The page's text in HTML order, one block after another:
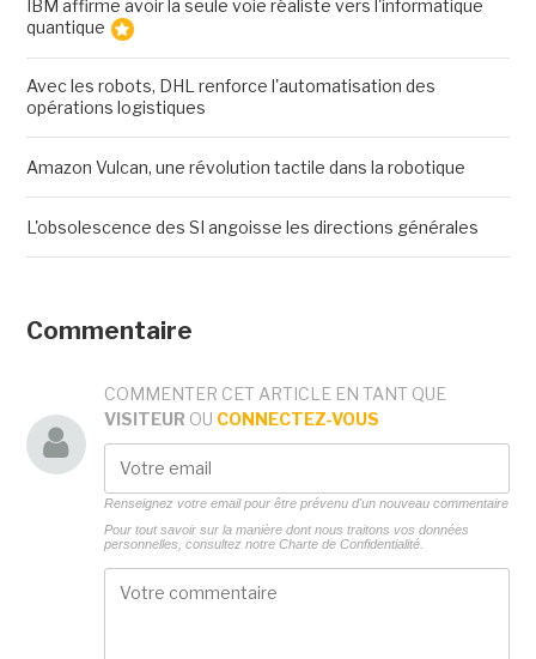
IBM affirme avoir la seule voie réaliste vers l'informatique
quantique
Avec les robots, DHL renforce l'automatisation des
opérations logistiques
Amazon Vulcan, une révolution tactile dans la robotique
L'obsolescence des SI angoisse les directions générales
Commentaire
COMMENTER CET ARTICLE EN TANT QUE
VISITEUR OU CONNECTEZ-VOUS
Renseignez votre email pour être prévenu d'un nouveau commentaire
Pour tout savoir sur la manière dont nous traitons vos données
personnelles, consultez notre Charte de Confidentialité.